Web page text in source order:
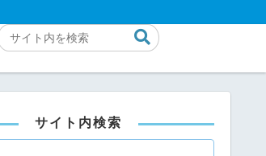
サイト内検索